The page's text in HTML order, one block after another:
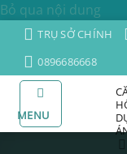
Bỏ qua nội dung
TRỤ SỞ CHÍNH
0896686668
MENU